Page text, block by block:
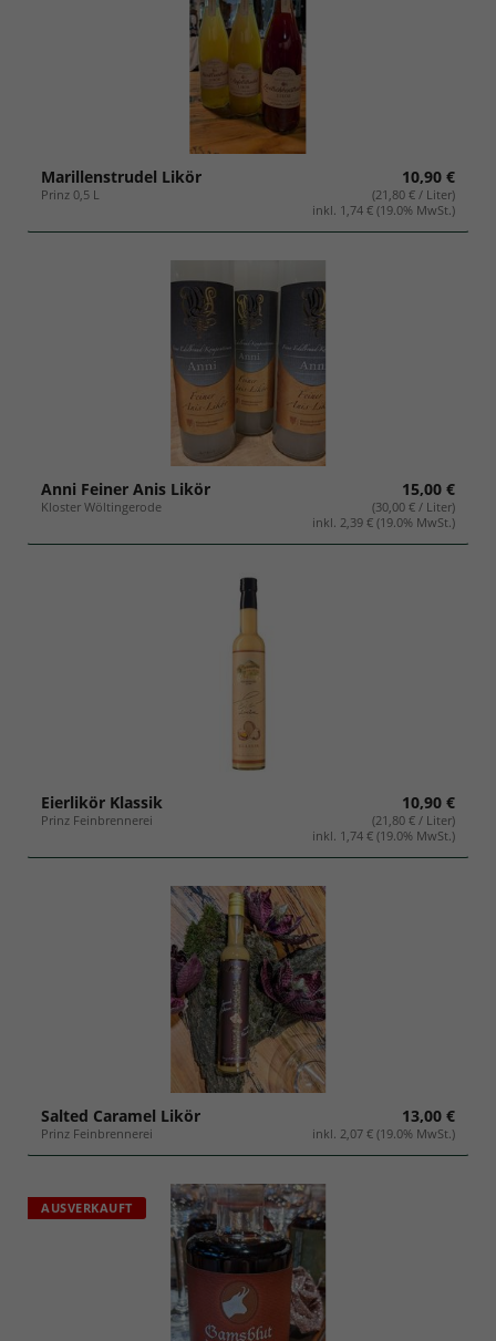
Marillenstrudel Likör
Prinz 0,5 L
10,90 €
(21,80 € / Liter)
inkl. 1,74 € (19.0% MwSt.)
Anni Feiner Anis Likör
Kloster Wöltingerode
15,00 €
(30,00 € / Liter)
inkl. 2,39 € (19.0% MwSt.)
Eierlikör Klassik
Prinz Feinbrennerei
10,90 €
(21,80 € / Liter)
inkl. 1,74 € (19.0% MwSt.)
Salted Caramel Likör
Prinz Feinbrennerei
13,00 €
inkl. 2,07 € (19.0% MwSt.)
AUSVERKAUFT